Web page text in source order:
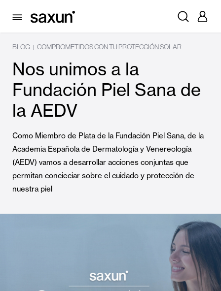
BLOG | COMPROMETIDOS CON TU PROTECCIÓN SOLAR
Nos unimos a la
Fundación Piel Sana de
la AEDV
Como Miembro de Plata de la Fundación Piel Sana, de la
Academia Española de Dermatología y Venereología
(AEDV) vamos a desarrollar acciones conjuntas que
permitan concieciar sobre el cuidado y protección de
nuestra piel